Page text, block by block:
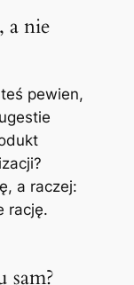
a nie
pewien,
a raczej:
rację.
sam?